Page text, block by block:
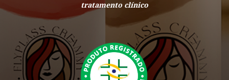
tratamento clínico